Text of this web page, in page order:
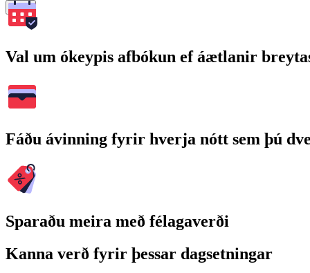
Leita
Val um ókeypis afbókun ef áætlanir
Fáðu ávinning fyrir hverja nótt sem þú
Sparaðu meira með félagaverði
Kanna verð fyrir þessar dagsetningar